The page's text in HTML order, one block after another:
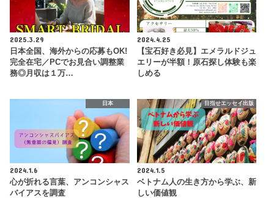
2025.3.29
日本全国、海外からの応募もOK!
完全在宅／PCでお見合い調整業
務◎月収は１万…
2024.4.25
【宝石好き必見】エメラルドジュ
エリーが半額！原石探し体験も楽
しめる
日本
2024.1.6
心が折れる言葉、アンコンシャス
バイアスを調査
目指せエッセイ出版
2024.1.5
ベトナム人の生き方から学ぶ、新
しい価値観